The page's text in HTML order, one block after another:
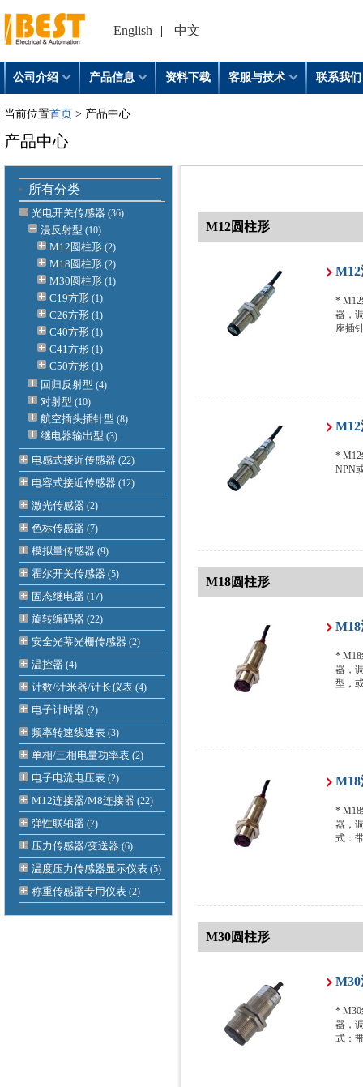
English | 中文
公司介绍 产品信息 资料下载 客服与技术 联系我们
当前位置首页 > 产品中心
产品中心
所有分类
光电开关传感器 (36)
漫反射型 (10)
M12圆柱形 (2)
M18圆柱形 (2)
M30圆柱形 (1)
C19方形 (1)
C26方形 (1)
C40方形 (1)
C41方形 (1)
C50方形 (1)
回归反射型 (4)
对射型 (10)
航空插头插针型 (8)
继电器输出型 (3)
电感式接近传感器 (22)
电容式接近传感器 (12)
激光传感器 (2)
色标传感器 (7)
模拟量传感器 (9)
霍尔开关传感器 (5)
固态继电器 (17)
旋转编码器 (22)
安全光幕光栅传感器 (2)
温控器 (4)
计数/计米器/计长仪表 (4)
电子计时器 (2)
频率转速线速表 (3)
单相/三相电量功率表 (2)
电子电流电压表 (2)
M12连接器/M8连接器 (22)
弹性联轴器 (7)
压力传感器/变送器 (6)
温度压力传感器显示仪表 (5)
称重传感器专用仪表 (2)
M12圆柱形
* M12
器，
座插
* M12
NPN
M18圆柱形
* M18
器，
型，
* M18
器，
式：
M30圆柱形
* M30
器，
式：